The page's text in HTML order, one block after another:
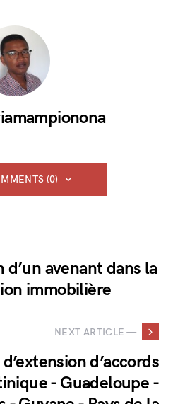
(0)
d’un avenant dans la
immobilière
NEXT ARTICLE —
d’accords
- Guadeloupe -